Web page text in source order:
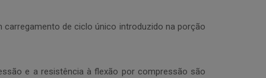
de ciclo único introduzido na porção
e a resistência à flexão por compressão são